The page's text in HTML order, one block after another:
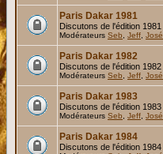
Paris Dakar 1981
Discutons de l'édition 1981
Modérateurs Seb Jeff José
Paris Dakar 1982
Discutons de l'édition 1982
Modérateurs Seb Jeff José
Paris Dakar 1983
Discutons de l'édition 1983
Modérateurs Seb Jeff José
Paris Dakar 1984
Discutons de l'édition 1984